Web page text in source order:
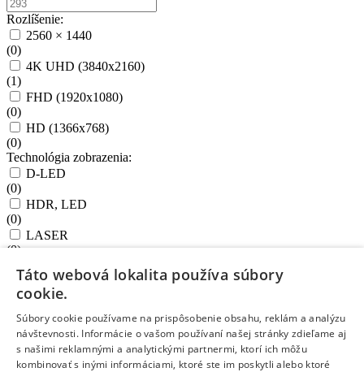
Rozlíšenie:
2560 × 1440
(0)
4K UHD (3840x2160)
(1)
FHD (1920x1080)
(0)
HD (1366x768)
(0)
Technológia zobrazenia:
D-LED
(0)
HDR, LED
(0)
LASER
(0)
LED LCD
)
Master OLED Pro
)
Master OLED Ultimate
MicroRGB
Táto webová lokalita používa súbory
cookie.
Súbory cookie používame na prispôsobenie obsahu, reklám a analýzu
návštevnosti. Informácie o vašom používaní našej stránky zdieľame aj
s našimi reklamnými a analytickými partnermi, ktorí ich môžu
kombinovať s inými informáciami, ktoré ste im poskytli alebo ktoré